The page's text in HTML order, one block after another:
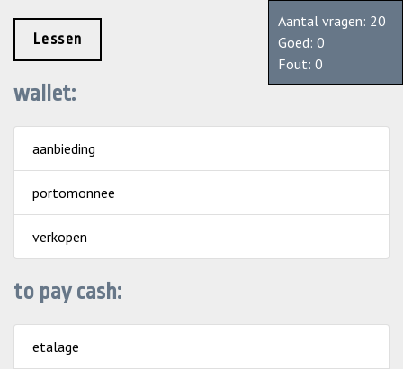
Lessen
Aantal vragen: 20
Goed: 0
Fout: 0
wallet:
aanbieding
portomonnee
verkopen
to pay cash:
etalage